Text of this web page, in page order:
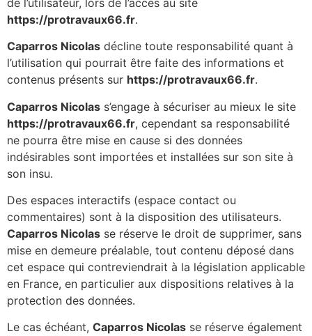
https://protravaux66.fr.
Caparros Nicolas décline toute responsabilité quant à
l’utilisation qui pourrait être faite des informations et
contenus présents sur https://protravaux66.fr.
Caparros Nicolas s’engage à sécuriser au mieux le site
https://protravaux66.fr, cependant sa responsabilité
ne pourra être mise en cause si des données
indésirables sont importées et installées sur son site à
son insu.
Des espaces interactifs (espace contact ou
commentaires) sont à la disposition des utilisateurs.
Caparros Nicolas se réserve le droit de supprimer, sans
mise en demeure préalable, tout contenu déposé dans
cet espace qui contreviendrait à la législation applicable
en France, en particulier aux dispositions relatives à la
protection des données.
Le cas échéant, Caparros Nicolas se réserve également